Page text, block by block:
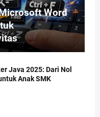
Word
Java 2025: Dari Nol
Anak SMK